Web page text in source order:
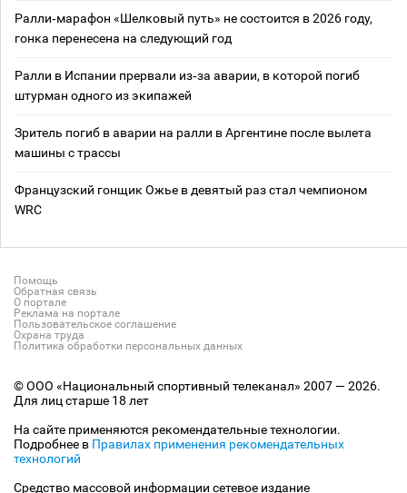
Ралли‑марафон «Шелковый путь» не состоится в 2026 году,
гонка перенесена на следующий год
Ралли в Испании прервали из‑за аварии, в которой погиб
штурман одного из экипажей
Зритель погиб в аварии на ралли в Аргентине после вылета
машины с трассы
Французский гонщик Ожье в девятый раз стал чемпионом
WRC
Помощь
Обратная связь
О портале
Реклама на портале
Пользовательское соглашение
Охрана труда
Политика обработки персональных данных
© ООО «Национальный спортивный телеканал» 2007 — 2026.
Для лиц старше 18 лет
На сайте применяются рекомендательные технологии.
Подробнее в Правилах применения рекомендательных
технологий
Средство массовой информации сетевое издание